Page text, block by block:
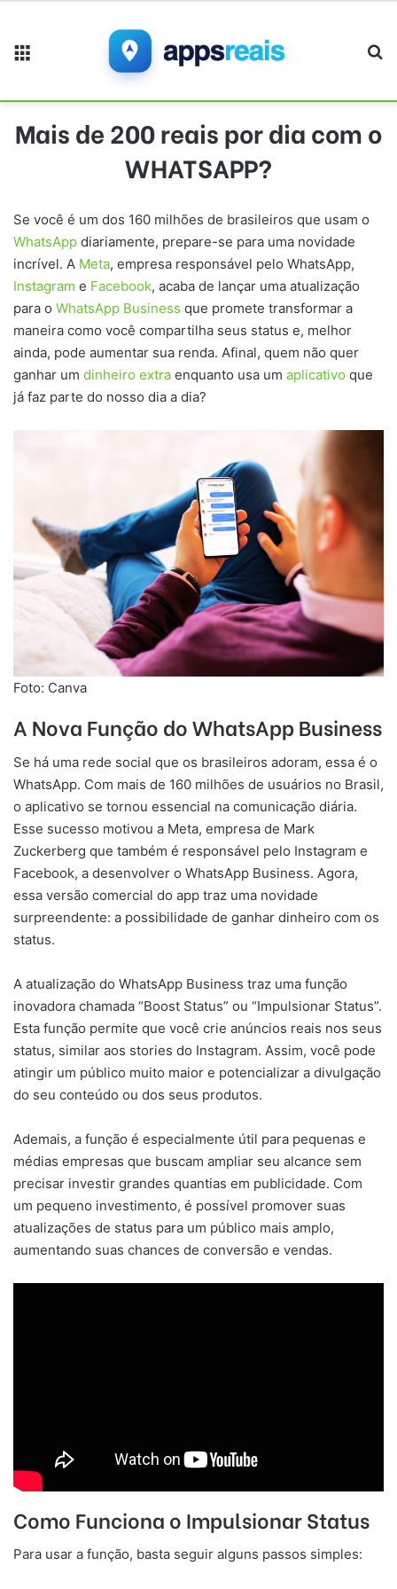
Mais de 200 reais por dia com o
WHATSAPP?
Se você é um dos 160 milhões de brasileiros que usam o
WhatsApp diariamente, prepare-se para uma novidade
incrível. A Meta, empresa responsável pelo WhatsApp,
Instagram e Facebook, acaba de lançar uma atualização
para o WhatsApp Business que promete transformar a
maneira como você compartilha seus status e, melhor
ainda, pode aumentar sua renda. Afinal, quem não quer
ganhar um dinheiro extra enquanto usa um aplicativo que
já faz parte do nosso dia a dia?
Foto: Canva
A Nova Função do WhatsApp Business
Se há uma rede social que os brasileiros adoram, essa é o
WhatsApp. Com mais de 160 milhões de usuários no Brasil,
o aplicativo se tornou essencial na comunicação diária.
Esse sucesso motivou a Meta, empresa de Mark
Zuckerberg que também é responsável pelo Instagram e
Facebook, a desenvolver o WhatsApp Business. Agora,
essa versão comercial do app traz uma novidade
surpreendente: a possibilidade de ganhar dinheiro com os
status.
A atualização do WhatsApp Business traz uma função
inovadora chamada “Boost Status” ou “Impulsionar Status”.
Esta função permite que você crie anúncios reais nos seus
status, similar aos stories do Instagram. Assim, você pode
atingir um público muito maior e potencializar a divulgação
do seu conteúdo ou dos seus produtos.
Ademais, a função é especialmente útil para pequenas e
médias empresas que buscam ampliar seu alcance sem
precisar investir grandes quantias em publicidade. Com
um pequeno investimento, é possível promover suas
atualizações de status para um público mais amplo,
aumentando suas chances de conversão e vendas.
Como Funciona o Impulsionar Status
Para usar a função, basta seguir alguns passos simples: